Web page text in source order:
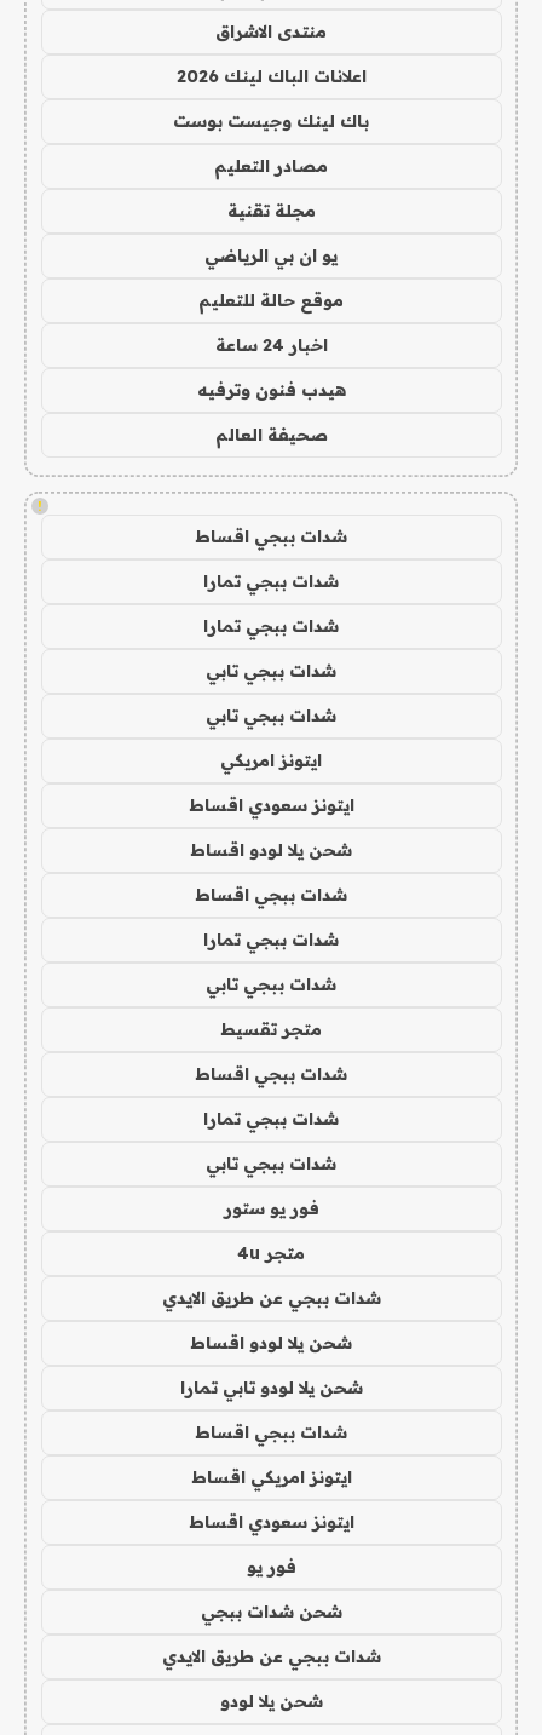
منتدى الاشراق
اعلانات الباك لينك 2026
باك لينك وجيست بوست
مصادر التعليم
مجلة تقنية
يو ان بي الرياضي
موقع حالة للتعليم
اخبار 24 ساعة
هيدب فنون وترفيه
صحيفة العالم
!
شدات ببجي اقساط
شدات ببجي تمارا
شدات ببجي تمارا
شدات ببجي تابي
شدات ببجي تابي
ايتونز امريكي
ايتونز سعودي اقساط
شحن يلا لودو اقساط
شدات ببجي اقساط
شدات ببجي تمارا
شدات ببجي تابي
متجر تقسيط
شدات ببجي اقساط
شدات ببجي تمارا
شدات ببجي تابي
فور يو ستور
متجر 4u
شدات ببجي عن طريق الايدي
شحن يلا لودو اقساط
شحن يلا لودو تابي تمارا
شدات ببجي اقساط
ايتونز امريكي اقساط
ايتونز سعودي اقساط
فور يو
شحن شدات ببجي
شدات ببجي عن طريق الايدي
شحن يلا لودو